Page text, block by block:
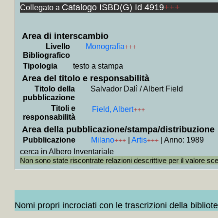
+
+
Causa
+
cura
+
+I
(sir)
Collegato a Catalogo ISBD(G) Id 4919+++
Area di interscambio
Livello
Bibliografico
Monografia+++
Tipologia testo a stampa
Area del titolo e responsabilità
Titolo della
pubblicazione
Salvador Dalì / Albert Field
Titoli e
responsabilità
Field, Albert+++
Area della pubblicazione/stampa/distribuzione
Pubblicazione Milano+++ Artis+++
Anno: 1989
cerca in Albero Inventariale
Non sono state riscontrate relazioni descrittive per il valore
Nomi propri incrociati con le trascrizioni della